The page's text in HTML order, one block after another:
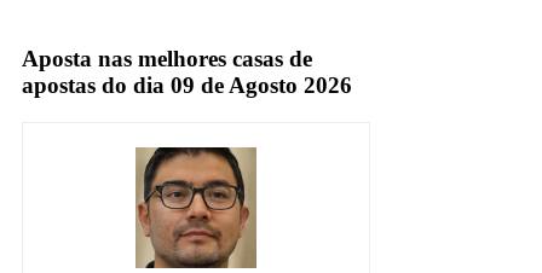
Aposta nas melhores casas de
apostas do dia 09 de Agosto 2026